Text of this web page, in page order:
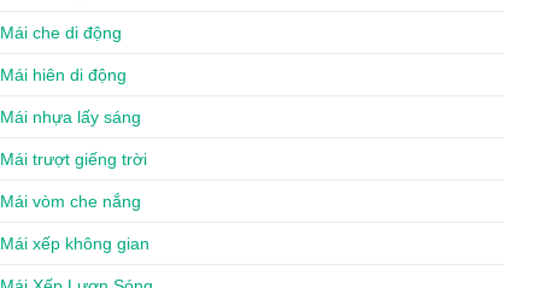
Mái che di động
Mái hiên di động
Mái nhựa lấy sáng
Mái trượt giếng trời
Mái vòm che nắng
Mái xếp không gian